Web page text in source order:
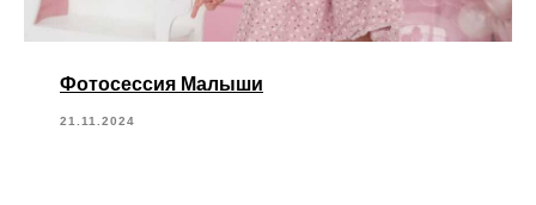
Фотосессия Малыши
21.11.2024